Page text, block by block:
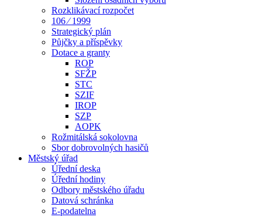
Rozklikávací rozpočet
106 ⁄ 1999
Strategický plán
Půjčky a příspěvky
Dotace a granty
ROP
SFŽP
STC
SZIF
IROP
SZP
AOPK
Rožmitálská sokolovna
Sbor dobrovolných hasičů
Městský úřad
Úřední deska
Úřední hodiny
Odbory městského úřadu
Datová schránka
E-podatelna